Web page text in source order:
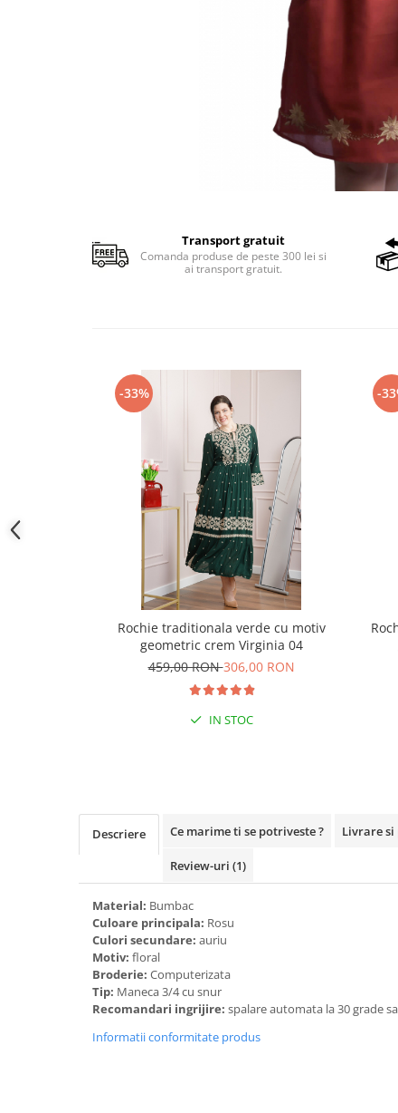
Transport gratuit
Comanda produse de peste 300 lei si
ai transport gratuit.
-33%
Rochie traditionala verde cu motiv
geometric crem Virginia 04
459,00 RON306,00 RON
IN STOC
-
Descriere Ce marime ti se potriveste ? Livrare si
Review-uri (1)
Material: Bumbac
Culoare principala: Rosu
Culori secundare: auriu
Motiv: floral
Broderie: Computerizata
Tip: Maneca 3/4 cu snur
Recomandari ingrijire: spalare automata la 30 grade
Informatii conformitate produs